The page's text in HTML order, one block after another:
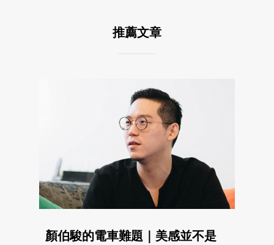
推薦文章
顏伯駿的電車難題｜美感並不是